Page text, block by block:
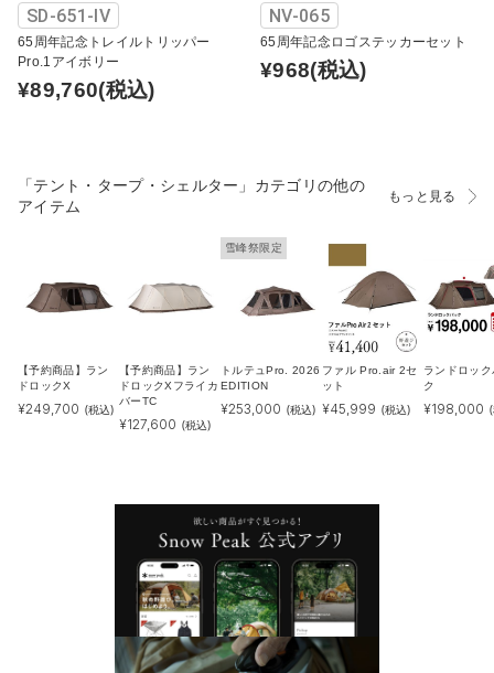
SD-651-IV
65周年記念トレイルトリッパー
Pro.1アイボリー
¥89,760(税込)
NV-065
65周年記念ロゴステッカーセット
¥968(税込)
「テント・タープ・シェルター」カテゴリの他の
アイテム
もっと見る
【予約商品】ラン
ドロックX
¥249,700 (税込)
【予約商品】ラン
ドロックXフライカ
バーTC
¥127,600 (税込)
雪峰祭限定
トルテュPro. 2026
EDITION
¥253,000 (税込)
ファル Pro.air 2セ
ット
¥45,999 (税込)
ランドロック
ク
¥198,000